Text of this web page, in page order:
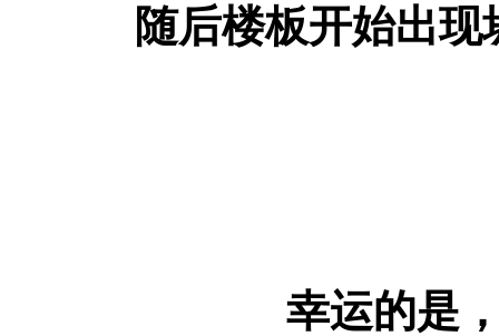
随后楼板开始出
幸运的是